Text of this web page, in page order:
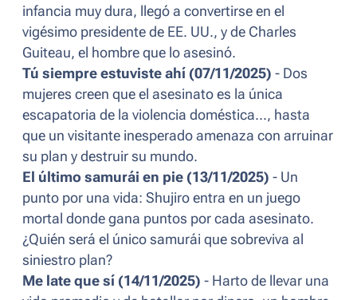
infancia muy dura, llegó a convertirse en el
vigésimo presidente de EE. UU., y de Charles
Guiteau, el hombre que lo asesinó.
Tú siempre estuviste ahí (07/11/2025) - Dos
mujeres creen que el asesinato es la única
escapatoria de la violencia doméstica..., hasta
que un visitante inesperado amenaza con arruinar
su plan y destruir su mundo.
El último samurái en pie (13/11/2025) - Un
punto por una vida: Shujiro entra en un juego
mortal donde gana puntos por cada asesinato.
¿Quién será el único samurái que sobreviva al
siniestro plan?
Me late que sí (14/11/2025) - Harto de llevar una